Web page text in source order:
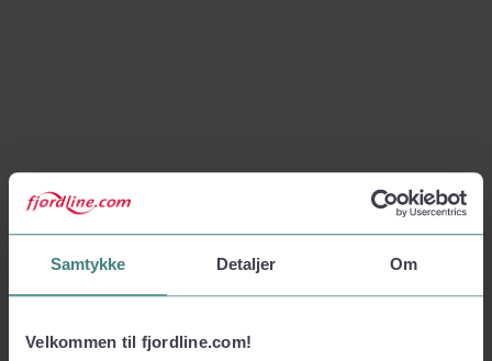
Samtykke Detaljer Om
Velkommen til fjordline.com!